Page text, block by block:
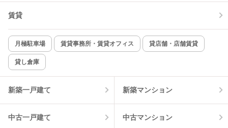
新着のみ インターネット無料
該当件数:
0件
賃貸
月極駐車場 賃貸事務所・賃貸オフィス 貸店舗・店舗賃貸
貸し倉庫
新築一戸建て 新築マンション
中古一戸建て 中古マンション